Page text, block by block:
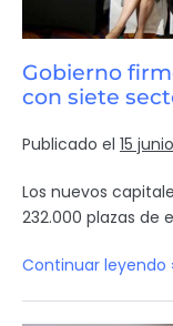
Gobierno
con siete
Publicado el 15
Los nuevos
232.000 plazas de
Continuar leyendo